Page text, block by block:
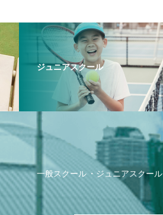
ジュニアスクール
一般スクール ジュニアスクール